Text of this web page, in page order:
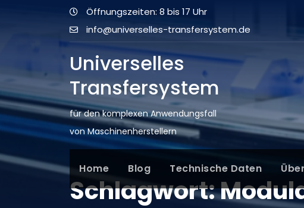
Öffnungszeiten: 8 bis 17 Uhr
info@universelles-transfersystem.de
Universelles
Transfersystem
für den komplexen Anwendungsfall
von Maschinenherstellern
Home Blog Technische Daten
Schlagwort: